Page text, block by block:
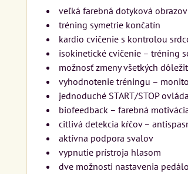
veľká farebná dotyková
tréning symetrie končatín
kardio cvičenie s kontrolou
isokinetické cvičenie – tréning
možnosť zmeny všetkých
vyhodnotenie tréningu –
jednoduché START/STOP
biofeedback – farebná
citlivá detekcia kŕčov –
aktívna podpora svalov
vypnutie prístroja hlasom
dve možnosti nastavenia